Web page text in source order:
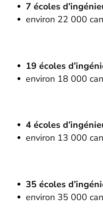
7 écoles
environ 22 000
19 écoles
environ 18 000
4 écoles
environ 13 000
35 écoles
environ 35 000